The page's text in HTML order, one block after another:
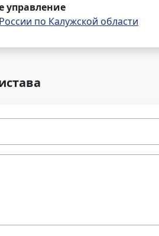
управление
по Калужской области